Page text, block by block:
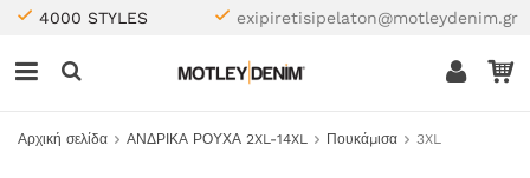
4000 STYLES exipiretisipelaton@motleydenim.gr
Αρχική σελίδα ΑΝΔΡΙΚΑ ΡΟΥΧΑ 2XL-14XL Πουκάμισα 3XL